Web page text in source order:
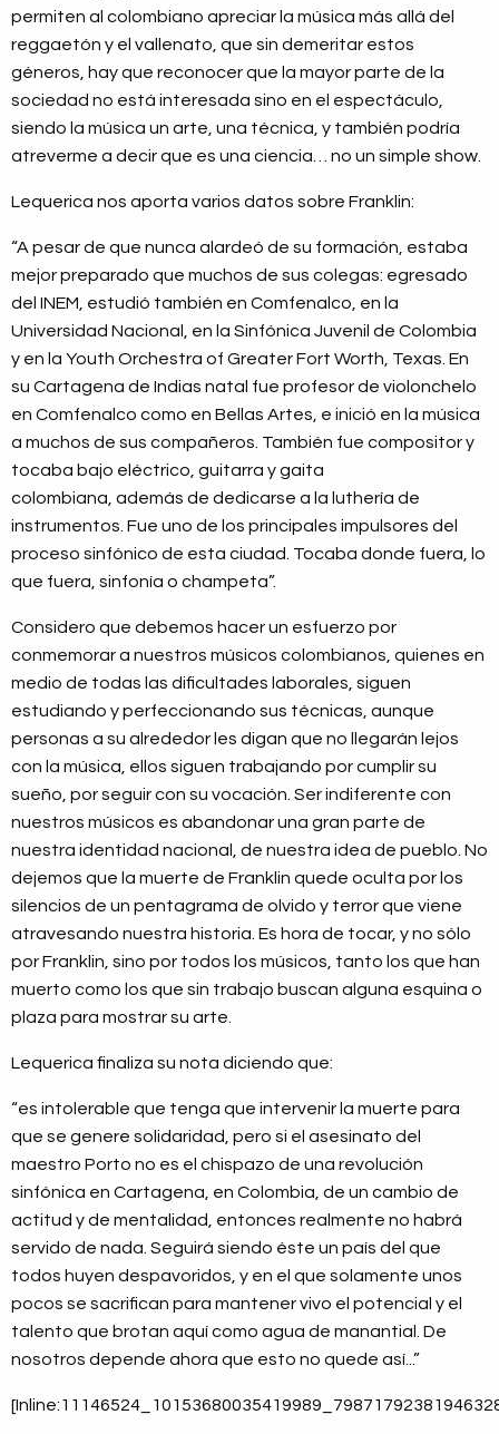
permiten al colombiano apreciar la música más allá del
reggaetón y el vallenato, que sin demeritar estos
géneros, hay que reconocer que la mayor parte de la
sociedad no está interesada sino en el espectáculo,
siendo la música un arte, una técnica, y también podría
atreverme a decir que es una ciencia… no un simple show.
Lequerica nos aporta varios datos sobre Franklin:
“A pesar de que nunca alardeó de su formación, estaba
mejor preparado que muchos de sus colegas: egresado
del INEM, estudió también en Comfenalco, en la
Universidad Nacional, en la Sinfónica Juvenil de Colombia
y en la Youth Orchestra of Greater Fort Worth, Texas. En
su Cartagena de Indias natal fue profesor de violonchelo
en Comfenalco como en Bellas Artes, e inició en la música
a muchos de sus compañeros. También fue compositor y
tocaba bajo eléctrico, guitarra y gaita
colombiana, además de dedicarse a la luthería de
instrumentos. Fue uno de los principales impulsores del
proceso sinfónico de esta ciudad. Tocaba donde fuera, lo
que fuera, sinfonía o champeta”.
Considero que debemos hacer un esfuerzo por
conmemorar a nuestros músicos colombianos, quienes en
medio de todas las dificultades laborales, siguen
estudiando y perfeccionando sus técnicas, aunque
personas a su alrededor les digan que no llegarán lejos
con la música, ellos siguen trabajando por cumplir su
sueño, por seguir con su vocación. Ser indiferente con
nuestros músicos es abandonar una gran parte de
nuestra identidad nacional, de nuestra idea de pueblo. No
dejemos que la muerte de Franklin quede oculta por los
silencios de un pentagrama de olvido y terror que viene
atravesando nuestra historia. Es hora de tocar, y no sólo
por Franklin, sino por todos los músicos, tanto los que han
muerto como los que sin trabajo buscan alguna esquina o
plaza para mostrar su arte.
Lequerica finaliza su nota diciendo que:
“es intolerable que tenga que intervenir la muerte para
que se genere solidaridad, pero si el asesinato del
maestro Porto no es el chispazo de una revolución
sinfónica en Cartagena, en Colombia, de un cambio de
actitud y de mentalidad, entonces realmente no habrá
servido de nada. Seguirá siendo éste un país del que
todos huyen despavoridos, y en el que solamente unos
pocos se sacrifican para mantener vivo el potencial y el
talento que brotan aquí como agua de manantial. De
nosotros depende ahora que esto no quede así...”